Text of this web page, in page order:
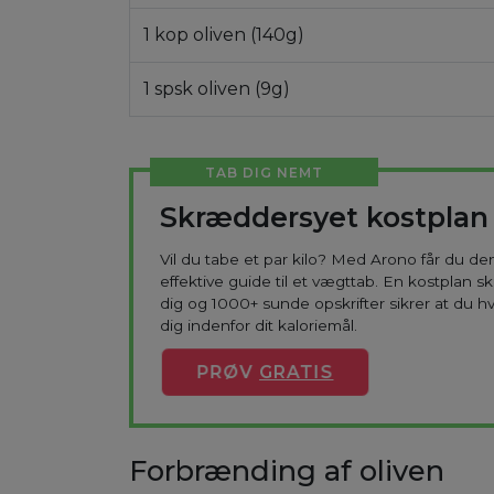
1 kop oliven (140g)
1 spsk oliven (9g)
TAB DIG NEMT
Skræddersyet kostplan
Vil du tabe et par kilo? Med Arono får du
effektive guide til et vægttab. En kostplan
dig og 1000+ sunde opskrifter sikrer at du
dig indenfor dit kaloriemål.
PRØV GRATIS
Forbrænding af oliven